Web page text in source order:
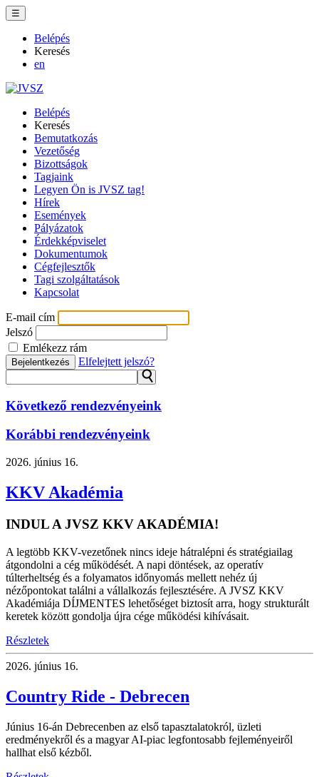
☰
Belépés
Keresés
en
Belépés
Keresés
Bemutatkozás
Vezetőség
Bizottságok
Tagjaink
Legyen Ön is JVSZ tag!
Hírek
Események
Pályázatok
Érdekképviselet
Dokumentumok
Cégfejlesztők
Tagi szolgáltatások
Kapcsolat
E-mail cím
Jelszó
Emlékezz rám
Bejelentkezés Elfelejtett jelszó?
⚲
Következő rendezvényeink
Korábbi rendezvényeink
2026. június 16.
KKV Akadémia
INDUL A JVSZ KKV AKADÉMIA!
A legtöbb KKV-vezetőnek nincs ideje hátralépni és stratégiailag
átgondolni a cég működését. A napi döntések, az operatív
túlterheltség és a folyamatos időnyomás mellett nehéz új
nézőpontokat találni a vállalkozás fejlesztésére. A JVSZ KKV
Akadémiája DÍJMENTES lehetőséget biztosít arra, hogy strukturált
keretek között gondolja újra cége működési kihívásait.
Részletek
2026. június 16.
Country Ride - Debrecen
Június 16-án Debrecenben az első tapasztalatokról, üzleti
eredményekről és a magyar AI-piac legfontosabb fejleményeiről
hallhat első kézből.